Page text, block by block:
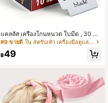
แคลลัส เครื่องโกนหนวด ใบมีด , 30 แค
ลลัส เครื่องโกนหนวด ใบมีด ข้าวโพด เ
ครื่องบิน ใบมีด ทดแทน ใบมีด สำหรับ
การดูแลเท้า และ เครื่องมือทำเล็บเท้า ,
นหนวด เครื่องมือ , เท้า ขี้ไคล รีมูฟเวอร์
เครื่องมือ
#9 ขายดี ใน สครับเท้า เครื่องมือดูแลเท้าและมือ
฿49